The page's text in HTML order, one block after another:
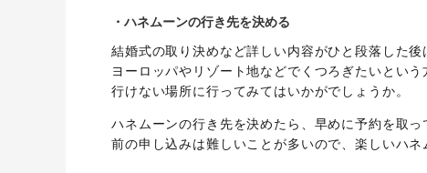
・ハネムーンの行き先を決める
結婚式の取り決めなど詳しい内容がひと段落した
ヨーロッパやリゾート地などでくつろぎたいとい
行けない場所に行ってみてはいかがでしょうか。
ハネムーンの行き先を決めたら、早めに予約を取
前の申し込みは難しいことが多いので、楽しいハ